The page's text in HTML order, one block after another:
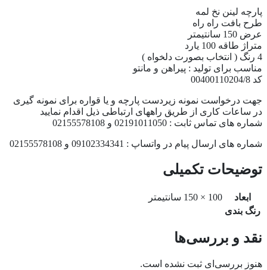
پارچه لینن نخ لمه
طرح بافت راه راه
عرض 150 سانتیمتر
متراژ طاقه 100 یارد
4 رنگ ( انتخاب بصورت دلخواه )
مناسب برای تولید : پیراهن و مانتو
کد 00400110204/8
جهت درخواست نمونه زیردست پارچه و یا قواره برای نمونه گیری
در ساعات کاری از طریق راههای ارتباطی ذیل اقدام نمایید
شماره های تماس ثابت : 02191011050 و 02155578108
شماره های ارسال پیام در واتساپ : 09102334341 و 02155578108
توضیحات تکمیلی
ابعاد
100 × 150 سانتیمتر
رنگ بندی
نقد و بررسی‌ها
هنوز بررسی‌ای ثبت نشده است.